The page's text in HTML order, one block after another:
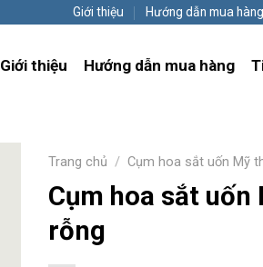
Giới thiệu Hướng dẫn mua hàng
Giới thiệu Hướng dẫn mua hàng
Trang chủ / Cụm hoa sắt uốn Mỹ
Cụm hoa sắt
rỗng